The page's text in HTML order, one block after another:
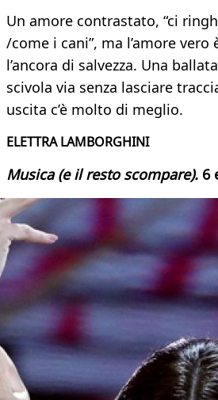
Un amore contrastato, “ci
/come i cani”, ma l’amore vero
l’ancora di salvezza. Una
scivola via senza lasciare
uscita c’è molto di meglio.
ELETTRA LAMBORGHINI
Musica (e il resto scompare). 6